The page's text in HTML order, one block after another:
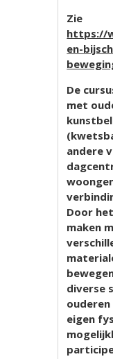
Zie
https://
en-
De
met
andere
Door
maken
diverse
eigen